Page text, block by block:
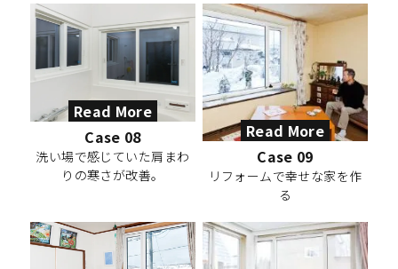
Read More
Case 08
洗い場で感じていた肩まわ
りの寒さが改善。
Read More
Case 09
リフォームで幸せな家を作
る